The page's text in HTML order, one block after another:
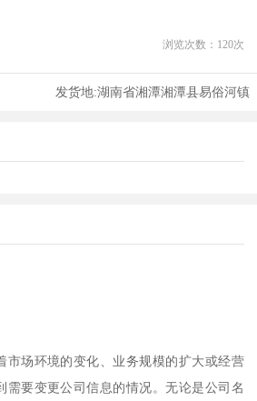
浏览次数： 120次
发货地:湖南省湘潭湘潭县易俗河镇
市场环境的变化、业务规模的扩大或经营
需要变更公司信息的情况。无论是公司名